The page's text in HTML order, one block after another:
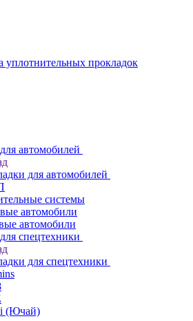
автомобилей
для автомобилей
системы
автомобили
автомобили
спецтехники
для спецтехники
(Ючай)